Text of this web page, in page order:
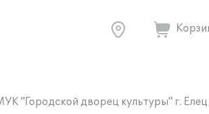
"Городской дворец культуры" г. Елец